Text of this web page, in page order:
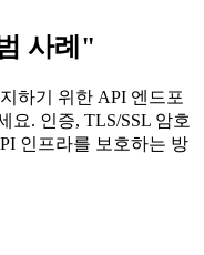
사례"
하기 위한 API 엔드포
요. 인증, TLS/SSL 암호
인프라를 보호하는 방